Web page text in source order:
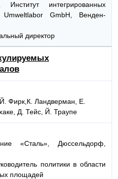
интегрированных
GmbH, Венден-
директор
Фирк,К. Ландверман, Е.
Д. Тейс, Й. Траупе
«Сталь», Дюссельдорф,
политики в области
площадей